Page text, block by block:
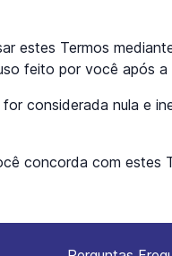
estes Termos
feito por você após
considerada nula e
concorda com